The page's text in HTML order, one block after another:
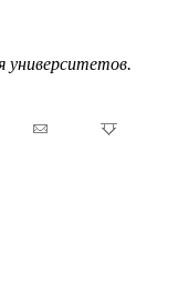
университетов.